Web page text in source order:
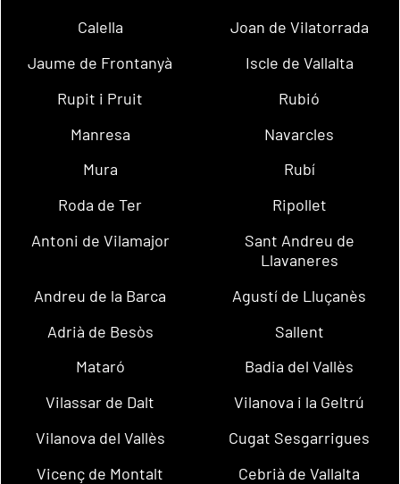
Calella
Joan de Vilatorrada
Jaume de Frontanyà
Iscle de Vallalta
Rupit i Pruit
Rubió
Manresa
Navarcles
Mura
Rubí
Roda de Ter
Ripollet
Antoni de Vilamajor
Sant Andreu de
Llavaneres
Andreu de la Barca
Agustí de Lluçanès
Adrià de Besòs
Sallent
Mataró
Badia del Vallès
Vilassar de Dalt
Vilanova i la Geltrú
Vilanova del Vallès
Cugat Sesgarrigues
Vicenç de Montalt
Cebrià de Vallalta